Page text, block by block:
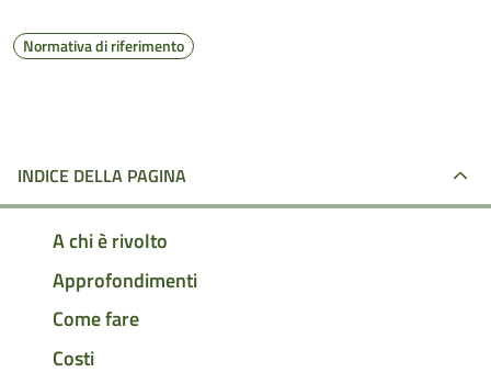
Normativa di riferimento
INDICE DELLA PAGINA
A chi è rivolto
Approfondimenti
Come fare
Costi